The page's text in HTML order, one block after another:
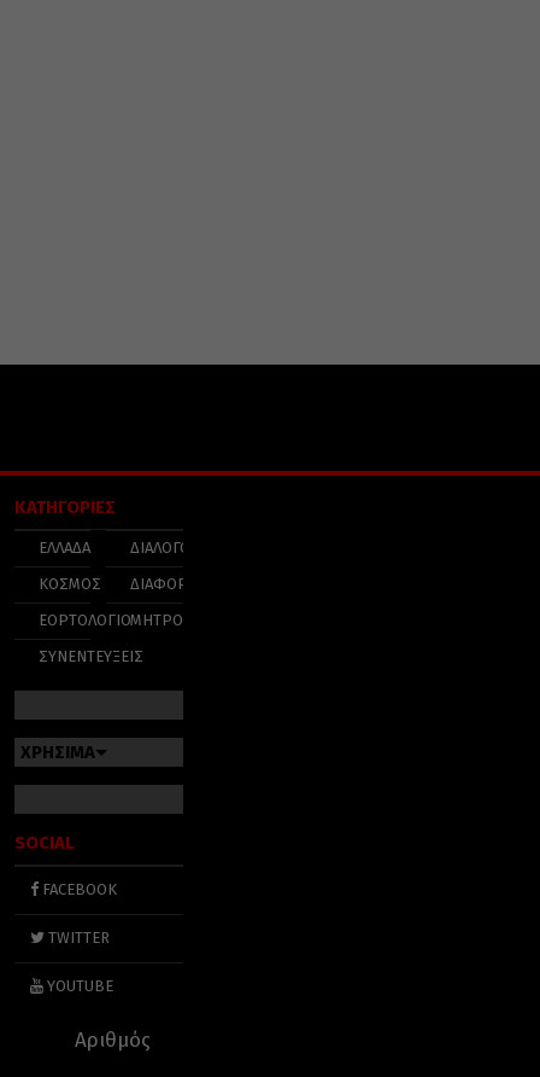
ΚΑΤΗΓΟΡΙΕΣ
ΕΛΛΑΔΑ
ΚΟΣΜΟΣ
ΕΟΡΤΟΛΟΓΙΟ
ΣΥΝΕΝΤΕΥΞΕΙΣ
ΔΙΑΛΟΓΟΣ
ΔΙΑΦΟΡΑ
ΜΗΤΡΟΠΟΛΕΙΣ
ΧΡΗΣΙΜΑ
SOCIAL
FACEBOOK
TWITTER
YOUTUBE
Αριθμός